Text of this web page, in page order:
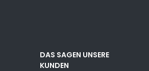
DAS SAGEN UNSERE
KUNDEN